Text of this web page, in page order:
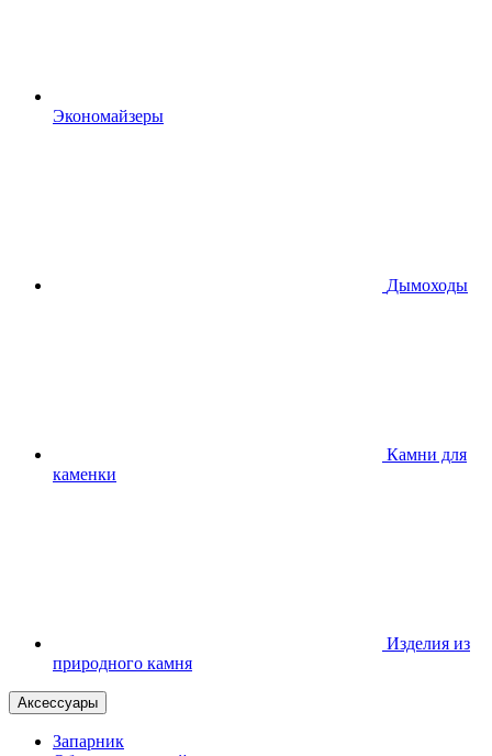
Экономайзеры
Дымоходы
Камни для
каменки
Изделия из
природного камня
Аксессуары
Запарник